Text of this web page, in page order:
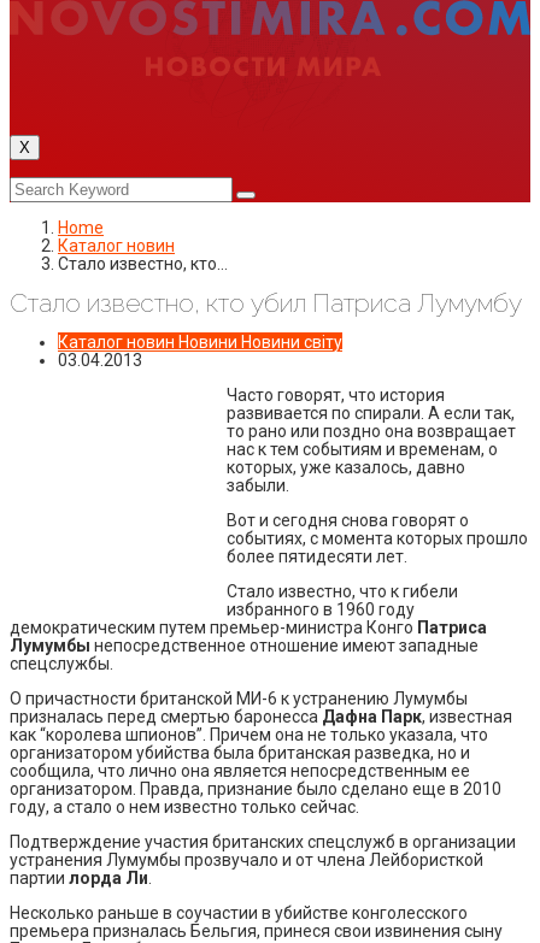
X
Home
Каталог новин
Стало известно, кто…
Стало известно, кто убил Патриса Лумумбу
Каталог новин Новини Новини світу
03.04.2013
Часто говорят, что история
развивается по спирали. А если так,
то рано или поздно она возвращает
нас к тем событиям и временам, о
которых, уже казалось, давно
забыли.
Вот и сегодня снова говорят о
событиях, с момента которых прошло
более пятидесяти лет.
Стало известно, что к гибели
избранного в 1960 году
демократическим путем премьер-министра Конго Патриса
Лумумбы непосредственное отношение имеют западные
спецслужбы.
О причастности британской МИ-6 к устранению Лумумбы
призналась перед смертью баронесса Дафна Парк, известная
как “королева шпионов”. Причем она не только указала, что
организатором убийства была британская разведка, но и
сообщила, что лично она является непосредственным ее
организатором. Правда, признание было сделано еще в 2010
году, а стало о нем известно только сейчас.
Подтверждение участия британских спецслужб в организации
устранения Лумумбы прозвучало и от члена Лейбористкой
партии лорда Ли
Несколько раньше в соучастии в убийстве конголесского
премьера призналась Бельгия, принеся свои извинения сыну